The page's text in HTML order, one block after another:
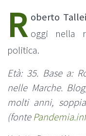
R oberto Tallei
oggi nella
politica.
Età: 35. Base a:
nelle Marche.
molti anni,
(fonte